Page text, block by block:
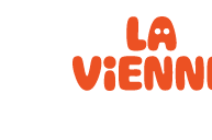
Panneau de gestion des cookies